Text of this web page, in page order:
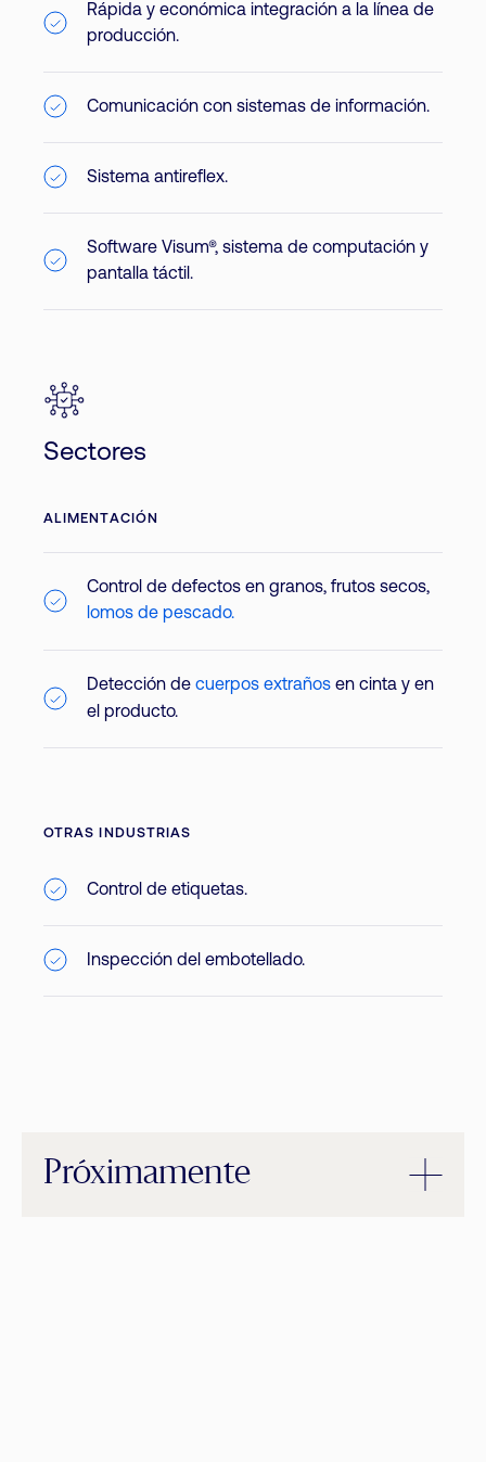
Rápida y económica integración a la línea de
producción.
Comunicación con sistemas de información.
Sistema antireflex.
Software Visum®, sistema de computación y
pantalla táctil.
Sectores
ALIMENTACIÓN
Control de defectos en granos, frutos secos,
lomos de pescado.
Detección de cuerpos extraños en cinta y en
el producto.
OTRAS INDUSTRIAS
Control de etiquetas.
Inspección del embotellado.
Próximamente